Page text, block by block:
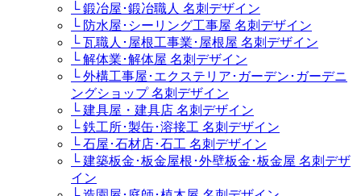
└ 鍛冶屋･鍛冶職人 名刺デザイン
└ 防水屋･シーリング工事屋 名刺デザイン
└ 瓦職人･屋根工事業･屋根屋 名刺デザイン
└ 解体業･解体屋 名刺デザイン
└ 外構工事屋･エクステリア･ガーデン･ガーデニ
ングショップ 名刺デザイン
└ 建具屋・建具店 名刺デザイン
└ 鉄工所･製缶･溶接工 名刺デザイン
└ 石屋･石材店･石工 名刺デザイン
└ 建築板金･板金屋根･外壁板金･板金屋 名刺デザ
イン